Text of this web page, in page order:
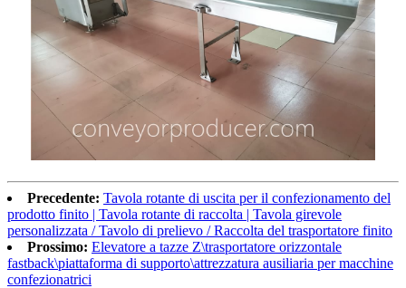
Precedente: Tavola rotante di uscita per il confezionamento del
prodotto finito | Tavola rotante di raccolta | Tavola girevole
personalizzata / Tavolo di prelievo / Raccolta del trasportatore finito
Prossimo: Elevatore a tazze Z\trasportatore orizzontale
fastback\piattaforma di supporto\attrezzatura ausiliaria per macchine
confezionatrici